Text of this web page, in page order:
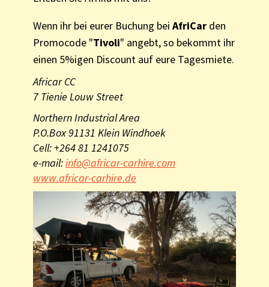
Wenn ihr bei eurer Buchung bei AfriCar den
Promocode "Tivoli" angebt, so bekommt ihr
einen 5%igen Discount auf eure Tagesmiete.
Africar CC
7 Tienie Louw Street
Northern Industrial Area
P.O.Box 91131 Klein Windhoek
Cell: +264 81 1241075
e-mail:info@africar-carhire.com
www.africar-carhire.de